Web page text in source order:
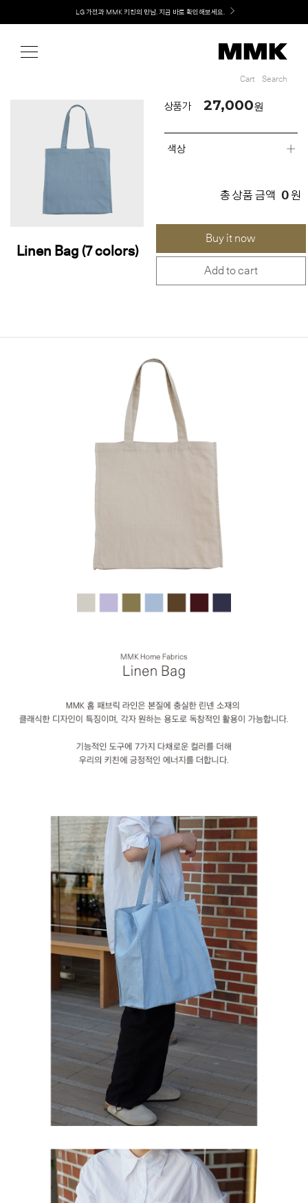
Welcome! 신규 회원가입 시 MMK Shop Coupon (총 60만원) 지급
Cart Search
Linen Bag (7 colors)
상품가 27,000원
색상
총 상품 금액 0 원
Buy it now
Add to cart